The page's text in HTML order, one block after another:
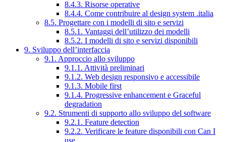
8.4.3. Risorse operative
8.4.4. Come contribuire al design system .italia
8.5. Progettare con i modelli di sito e servizi
8.5.1. Vantaggi dell’utilizzo dei modelli
8.5.2. I modelli di sito e servizi disponibili
9. Sviluppo dell’interfaccia
9.1. Approccio allo sviluppo
9.1.1. Attività preliminari
9.1.2. Web design responsivo e accessibile
9.1.3. Mobile first
9.1.4. Progressive enhancement e Graceful
degradation
9.2. Strumenti di supporto allo sviluppo del software
9.2.1. Feature detection
9.2.2. Verificare le feature disponibili con Can I
use